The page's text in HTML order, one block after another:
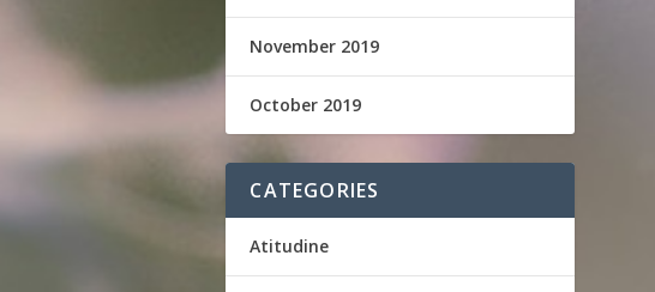
November 2019
October 2019
CATEGORIES
Atitudine